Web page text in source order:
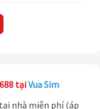
tạiVua Sim
nhà miễn phí (áp